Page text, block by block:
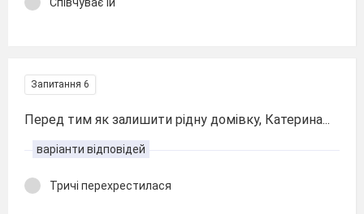
Запитання 6
Перед тим як залишити рідну домівку, Катерина...
варіанти відповідей
Тричі перехрестилася